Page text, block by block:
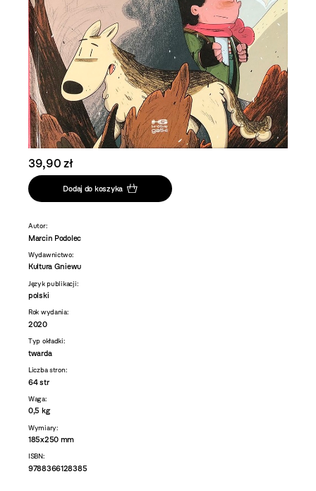
39,90 zł
Dodaj do koszyka
Autor:
Marcin Podolec
Wydawnictwo:
Kultura Gniewu
Język publikacji:
polski
Rok wydania:
2020
Typ okładki:
twarda
Liczba stron:
64 str
Waga:
0,5 kg
Wymiary:
185x250 mm
ISBN:
9788366128385